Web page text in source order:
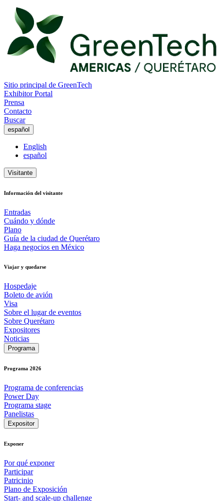
Sitio principal de GreenTech
Exhibitor Portal
Prensa
Contacto
Buscar
español
English
español
Visitante
Información del visitante
Entradas
Cuándo y dónde
Plano
Guía de la ciudad de Querétaro
Haga negocios en México
Viajar y quedarse
Hospedaje
Boleto de avión
Visa
Sobre el lugar de eventos
Sobre Querétaro
Expositores
Noticias
Programa
Programa 2026
Programa de conferencias
Power Day
Programa stage
Panelistas
Expositor
Exponer
Por qué exponer
Participar
Patricinio
Plano de Exposición
Start- and scale-up challenge